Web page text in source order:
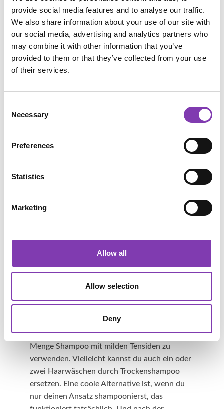
provide social media features and to analyse our traffic.
We also share information about your use of our site with
our social media, advertising and analytics partners who
may combine it with other information that you’ve
provided to them or that they’ve collected from your use
of their services.
Selection
Necessary
Preferences
Statistics
Marketing
Allow all
Allow selection
Deny
aus. Aus dem gleichen Grund solltest du die
Farbe nicht mit Haarkur
oder Spülung verdünnen. Das Ergebnis wird
blasser vielleicht sogar fleckig und wäscht sich
viel schneller aus und im Endeffekt brauchst
du so mehr Haarfarbe, als wenn du sie pur
. Vermeide Anti-
Schuppen-Shampoos oder Volumenshampoos!
Drogeriemarkt findest du eine große Auswahl.
Glätteisen. Die Wassertemperatur beim
Wasser zum Haarewaschen schont nicht nur
schadet nicht nur deinen Haaren und der
Kopfhaut, sondern spült natürlich auch die
Wenn du das aber für dein Wohlbefinden
brauchst, reicht es meistens nur eine kleine
Menge Shampoo mit milden Tensiden zu
verwenden. Vielleicht kannst du auch ein oder
zwei Haarwäschen durch Trockenshampoo
ersetzen. Eine coole Alternative ist, wenn du
nur deinen Ansatz shampoonierst, das